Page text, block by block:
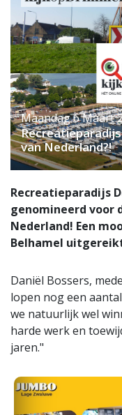
Maandag 6 Maart
van Nederland?!
Recreatieparadijs
genomineerd voor
Nederland! Een
Belhamel
Daniël Bossers,
lopen nog een
we natuurlijk wel
harde werk en
jaren."